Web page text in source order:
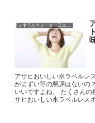
ミネラルウォーター口コミに落とし穴？
アサヒおいしい水ラベルレ
がまずい等の悪評はないの
いいですよね。 たくさん
サヒおいしい水ラベルレス